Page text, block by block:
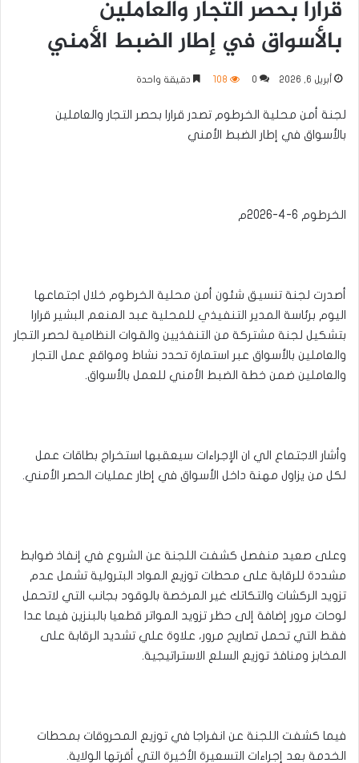
قرارا بحصر التجار والعاملين
بالأسواق في إطار الضبط الأمني
أبريل 6, 2026 0
108 دقيقة واحدة
لجنة أمن محلية الخرطوم تصدر قرارا بحصر التجار والعاملين
بالأسواق في إطار الضبط الأمني
الخرطوم 6-4-2026م
أصدرت لجنة تنسيق شئون أمن محلية الخرطوم خلال اجتماعها
اليوم برئاسة المدير التنفيذي للمحلية عبد المنعم البشير قرارا
بتشكيل لجنة مشتركة من التنفذيين والقوات النظامية لحصر التجار
والعاملين بالأسواق عبر استمارة تحدد نشاط ومواقع عمل التجار
والعاملين ضمن خطة الضبط الأمني للعمل بالأسواق.
وأشار الاجتماع الي ان الإجراءات سيعقبها استخراج بطاقات عمل
لكل من يزاول مهنة داخل الأسواق في إطار عمليات الحصر الأمني.
وعلى صعيد منفصل كشفت اللجنة عن الشروع في إنفاذ ضوابط
مشددة للرقابة على محطات توزيع المواد البترولية تشمل عدم
تزويد الركشات والتكاتك غير المرخصة بالوقود بجانب التي لاتحمل
لوحات مرور إضافة إلى حظر تزويد المواتر قطعيا بالبنزين فيما عدا
فقط التي تحمل تصاريح مرور، علاوة علي تشديد الرقابة على
المخابز ومنافذ توزيع السلع الاستراتيجية.
فيما كشفت اللجنة عن انفراجا في توزيع المحروقات بمحطات
الخدمة بعد إجراءات التسعيرة الأخيرة التي أقرتها الولاية.